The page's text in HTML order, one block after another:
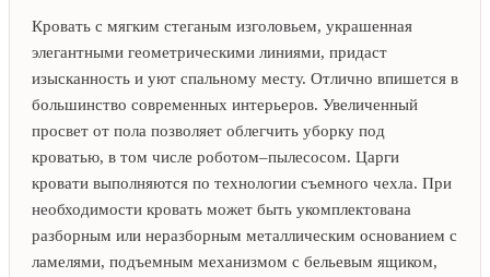
Кровать с мягким стеганым изголовьем, украшенная
элегантными геометрическими линиями, придаст
изысканность и уют спальному месту. Отлично впишется в
большинство современных интерьеров. Увеличенный
просвет от пола позволяет облегчить уборку под
кроватью, в том числе роботом–пылесосом. Царги
кровати выполняются по технологии съемного чехла. При
необходимости кровать может быть укомплектована
разборным или неразборным металлическим основанием с
ламелями, подъемным механизмом с бельевым ящиком,